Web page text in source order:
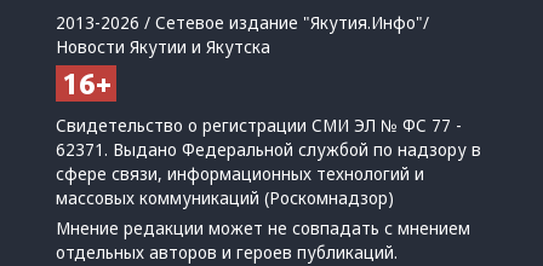
2013-2026 / Сетевое издание "Якутия.Инфо"/
Новости Якутии и Якутска
Свидетельство о регистрации СМИ ЭЛ № ФС 77 -
62371. Выдано Федеральной службой по надзору в
сфере связи, информационных технологий и
массовых коммуникаций (Роскомнадзор)
Мнение редакции может не совпадать с мнением
отдельных авторов и героев публикаций.